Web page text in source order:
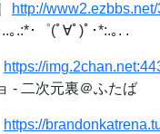
http://
｡.:*･゜(ﾟ∀ﾟ)ﾟ･*:.｡. .
https://
- 二次元裏＠ふたば
https://